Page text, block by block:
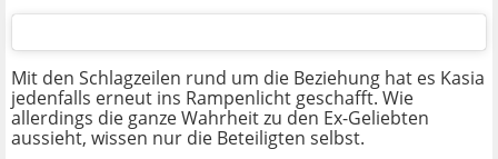
Mit den Schlagzeilen rund um die Beziehung hat es Kasia
jedenfalls erneut ins Rampenlicht geschafft. Wie
allerdings die ganze Wahrheit zu den Ex-Geliebten
aussieht, wissen nur die Beteiligten selbst.